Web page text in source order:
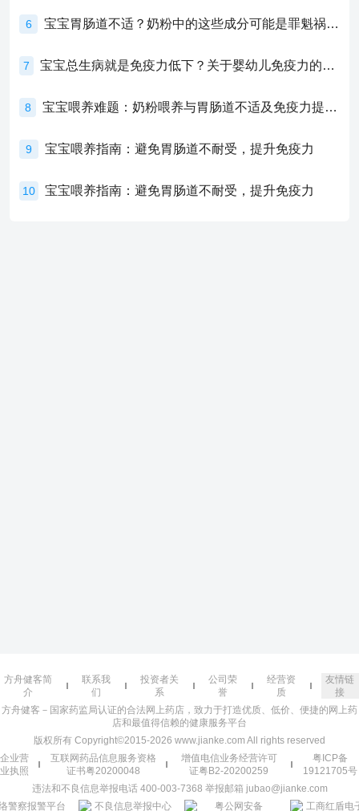
6 宝宝胃肠道不适？奶粉中的这些成分可能是罪魁祸首！
7 宝宝总生病就是免疫力低下？关于婴幼儿免疫力的真相，家长必须了解！
8 宝宝喂养难题：奶粉喂养与胃肠道不适及免疫力提升的奥秘
9 宝宝喂养指南：避免胃肠道不耐受，提升免疫力
10 宝宝喂养指南：避免胃肠道不耐受，提升免疫力
方舟健客简
介
联系我
们
投资者关
系
公司荣
誉
经营资
质
友情链
接
方舟健客－国家药监局认证的合法网上药店，致力于打造优质、低价、便捷的网上药
店和最值得信赖的健康服务平台
版权所有 Copyright©2015-2026 www.jianke.com All rights reserved
企业营
业执照
互联网药品信息服务资格
证书粤20200048
增值电信业务经营许可
证粤B2-20200259
粤ICP备
19121705号
违法和不良信息举报电话 400-003-7368 举报邮箱 jubao@jianke.com